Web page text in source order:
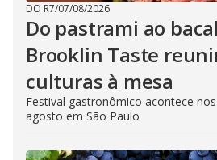
DO R7/07/08/2026
Do pastrami ao
Brooklin Taste
culturas à mesa
Festival gastronômico acontece
agosto em São Paulo